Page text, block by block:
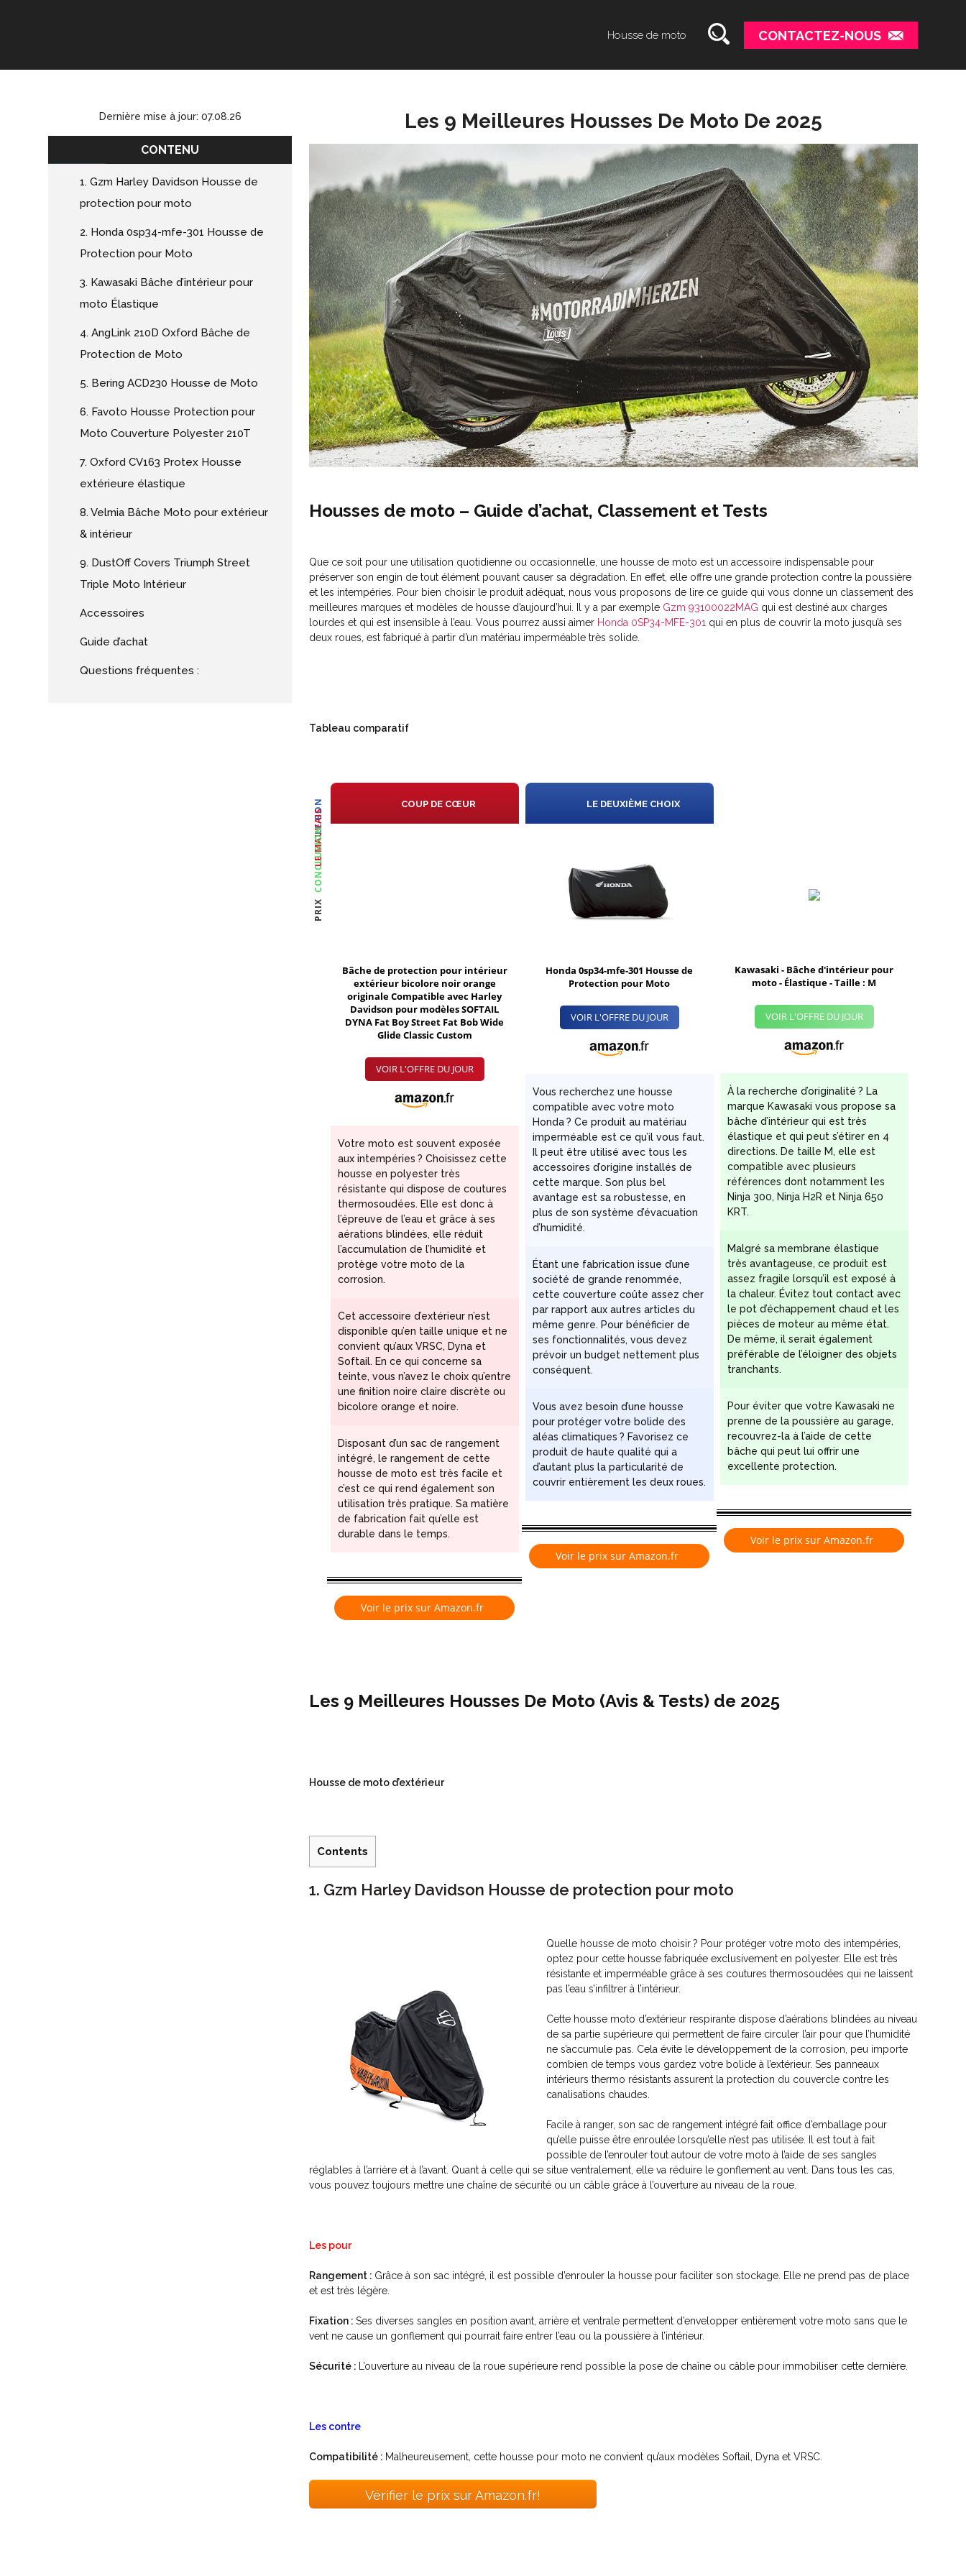
Housse de moto CONTACTEZ-NOUS
Dernière mise à jour: 07.08.26
CONTENU
1. Gzm Harley Davidson Housse de
protection pour moto
2. Honda 0sp34-mfe-301 Housse de
Protection pour Moto
3. Kawasaki Bâche d’intérieur pour
moto Élastique
4. AngLink 210D Oxford Bâche de
Protection de Moto
5. Bering ACD230 Housse de Moto
6. Favoto Housse Protection pour
Moto Couverture Polyester 210T
7. Oxford CV163 Protex Housse
extérieure élastique
8. Velmia Bâche Moto pour extérieur
& intérieur
9. DustOff Covers Triumph Street
Triple Moto Intérieur
Accessoires
Guide d’achat
Questions fréquentes :
Les 9 Meilleures Housses De Moto De 2025
Housses de moto – Guide d’achat, Classement et Tests
Que ce soit pour une utilisation quotidienne ou occasionnelle, une housse de moto est un accessoire indispensable pour
préserver son engin de tout élément pouvant causer sa dégradation. En effet, elle offre une grande protection contre la poussière
et les intempéries. Pour bien choisir le produit adéquat, nous vous proposons de lire ce guide qui vous donne un classement des
meilleures marques et modèles de housse d’aujourd’hui. Il y a par exemple Gzm 93100022MAG qui est destiné aux charges
lourdes et qui est insensible à l’eau. Vous pourrez aussi aimer Honda 0SP34-MFE-301 qui en plus de couvrir la moto jusqu’à ses
deux roues, est fabriqué à partir d’un matériau imperméable très solide.
Tableau comparatif
LE BON
LE MAUVAIS
CONCLUSION
PRIX
COUP DE CŒUR
Bâche de protection pour intérieur
extérieur bicolore noir orange
originale Compatible avec Harley
Davidson pour modèles SOFTAIL
DYNA Fat Boy Street Fat Bob Wide
Glide Classic Custom
VOIR L'OFFRE DU JOUR
Votre moto est souvent exposée
aux intempéries ? Choisissez cette
housse en polyester très
résistante qui dispose de coutures
thermosoudées. Elle est donc à
l’épreuve de l’eau et grâce à ses
aérations blindées, elle réduit
l’accumulation de l’humidité et
protège votre moto de la
corrosion.
Cet accessoire d’extérieur n’est
disponible qu’en taille unique et ne
convient qu’aux VRSC, Dyna et
Softail. En ce qui concerne sa
teinte, vous n’avez le choix qu’entre
une finition noire claire discrète ou
bicolore orange et noire.
Disposant d’un sac de rangement
intégré, le rangement de cette
housse de moto est très facile et
c’est ce qui rend également son
utilisation très pratique. Sa matière
de fabrication fait qu’elle est
durable dans le temps.
Voir le prix sur Amazon.fr
LE DEUXIÈME CHOIX
Honda 0sp34-mfe-301 Housse de
Protection pour Moto
VOIR L'OFFRE DU JOUR
Vous recherchez une housse
compatible avec votre moto
Honda ? Ce produit au matériau
imperméable est ce qu’il vous faut.
Il peut être utilisé avec tous les
accessoires d’origine installés de
cette marque. Son plus bel
avantage est sa robustesse, en
plus de son système d’évacuation
d’humidité.
Étant une fabrication issue d’une
société de grande renommée,
cette couverture coûte assez cher
par rapport aux autres articles du
même genre. Pour bénéficier de
ses fonctionnalités, vous devez
prévoir un budget nettement plus
conséquent.
Vous avez besoin d’une housse
pour protéger votre bolide des
aléas climatiques ? Favorisez ce
produit de haute qualité qui a
d’autant plus la particularité de
couvrir entièrement les deux roues.
Voir le prix sur Amazon.fr
Kawasaki - Bâche d'intérieur pour
moto - Élastique - Taille : M
VOIR L'OFFRE DU JOUR
À la recherche d’originalité ? La
marque Kawasaki vous propose sa
bâche d’intérieur qui est très
élastique et qui peut s’étirer en 4
directions. De taille M, elle est
compatible avec plusieurs
références dont notamment les
Ninja 300, Ninja H2R et Ninja 650
KRT.
Malgré sa membrane élastique
très avantageuse, ce produit est
assez fragile lorsqu’il est exposé à
la chaleur. Évitez tout contact avec
le pot d’échappement chaud et les
pièces de moteur au même état.
De même, il serait également
préférable de l’éloigner des objets
tranchants.
Pour éviter que votre Kawasaki ne
prenne de la poussière au garage,
recouvrez-la à l’aide de cette
bâche qui peut lui offrir une
excellente protection.
Voir le prix sur Amazon.fr
Les 9 Meilleures Housses De Moto (Avis & Tests) de 2025
Housse de moto d’extérieur
Contents
1. Gzm Harley Davidson Housse de protection pour moto
Quelle housse de moto choisir ? Pour protéger votre moto des intempéries,
optez pour cette housse fabriquée exclusivement en polyester. Elle est très
résistante et imperméable grâce à ses coutures thermosoudées qui ne laissent
pas l’eau s’infiltrer à l’intérieur.
Cette housse moto d’extérieur respirante dispose d’aérations blindées au niveau
de sa partie supérieure qui permettent de faire circuler l’air pour que l’humidité
ne s’accumule pas. Cela évite le développement de la corrosion, peu importe
combien de temps vous gardez votre bolide à l’extérieur. Ses panneaux
intérieurs thermo résistants assurent la protection du couvercle contre les
canalisations chaudes.
Facile à ranger, son sac de rangement intégré fait office d’emballage pour
qu’elle puisse être enroulée lorsqu’elle n’est pas utilisée. Il est tout à fait
possible de l’enrouler tout autour de votre moto à l’aide de ses sangles
réglables à l’arrière et à l’avant. Quant à celle qui se situe ventralement, elle va réduire le gonflement au vent. Dans tous les cas,
vous pouvez toujours mettre une chaîne de sécurité ou un câble grâce à l’ouverture au niveau de la roue.
Les pour
Rangement : Grâce à son sac intégré, il est possible d’enrouler la housse pour faciliter son stockage. Elle ne prend pas de place
et est très légère.
Fixation :Ses diverses sangles en position avant, arrière et ventrale permettent d’envelopper entièrement votre moto sans que le
vent ne cause un gonflement qui pourrait faire entrer l’eau ou la poussière à l’intérieur.
Sécurité : L’ouverture au niveau de la roue supérieure rend possible la pose de chaîne ou câble pour immobiliser cette dernière.
Les contre
Compatibilité : Malheureusement, cette housse pour moto ne convient qu’aux modèles Softail, Dyna et VRSC.
Vérifier le prix sur Amazon.fr!